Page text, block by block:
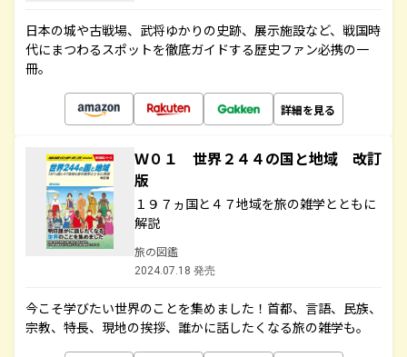
日本の城や古戦場、武将ゆかりの史跡、展示施設など、戦国時
代にまつわるスポットを徹底ガイドする歴史ファン必携の一
冊。
詳細を見る
Ｗ０１ 世界２４４の国と地域 改訂
版
１９７ヵ国と４７地域を旅の雑学とともに
解説
旅の図鑑
2024.07.18 発売
今こそ学びたい世界のことを集めました！首都、言語、民族、
宗教、特長、現地の挨拶、誰かに話したくなる旅の雑学も。